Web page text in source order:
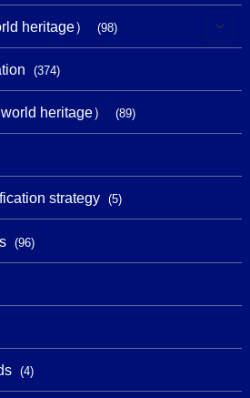
(10)
(10)
(11)
(1)
(43)
(4)
(20)
(32)
(13)
(2)
(2)
(25)
(6)
(1)
(4)
(31)
(27)
(10)
heritage） (98)
(14)
(4)
(9)
(3)
(27)
(374)
heritage） (89)
strategy (5)
(96)
(4)